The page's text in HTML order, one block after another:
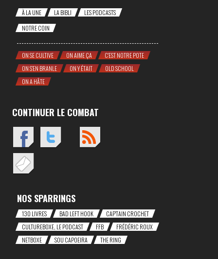
À LA UNE LA BIBLI
LES PODCASTS
NOTRE COIN
ON SE CULTIVE ON AIME ÇA
C'EST NOTRE POTE
ON S'EN BRANLE
ON Y ÉTAIT
OLD SCHOOL
ON A HÂTE
CONTINUER LE COMBAT
NOS SPARRINGS
130 LIVRES BAD LEFT HOOK
CAP'TAIN CROCHET
CULTUREBOXE, LE PODCAST
FFB
FRÉDÉRIC ROUX
NETBOXE
SOU CAPOEIRA THE RING